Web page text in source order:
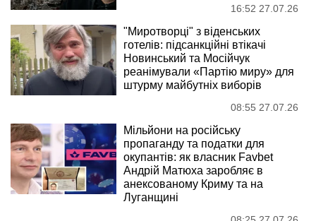
16:52 27.07.26
"Миротворці" з віденських
готелів: підсанкційні втікачі
Новинський та Мосійчук
реанімували «Партію миру» для
штурму майбутніх виборів
08:55 27.07.26
Мільйони на російську
пропаганду та податки для
окупантів: як власник Favbet
Андрій Матюха заробляє в
анексованому Криму та на
Луганщині